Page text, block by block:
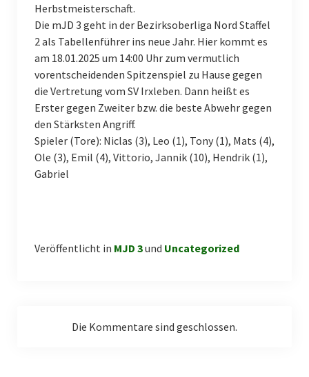
Männliche D-Jugend III
Männliche E-Jugend I
Männliche E-Jugend II
Männliche E-Jugend III
Weiblich
Weibliche C-Jugend
Kindersport
Sonstige Sportarten
Herbstmeisterschaft.
Die mJD 3 geht in der Bezirksoberliga Nord Staffel
2 als Tabellenführer ins neue Jahr. Hier kommt es
am 18.01.2025 um 14:00 Uhr zum vermutlich
vorentscheidenden Spitzenspiel zu Hause gegen
die Vertretung vom SV Irxleben. Dann heißt es
Erster gegen Zweiter bzw. die beste Abwehr gegen
den Stärksten Angriff.
Spieler (Tore): Niclas (3), Leo (1), Tony (1), Mats (4),
Ole (3), Emil (4), Vittorio, Jannik (10), Hendrik (1),
Gabriel
Veröffentlicht in MJD 3und Uncategorized
Die Kommentare sind geschlossen.